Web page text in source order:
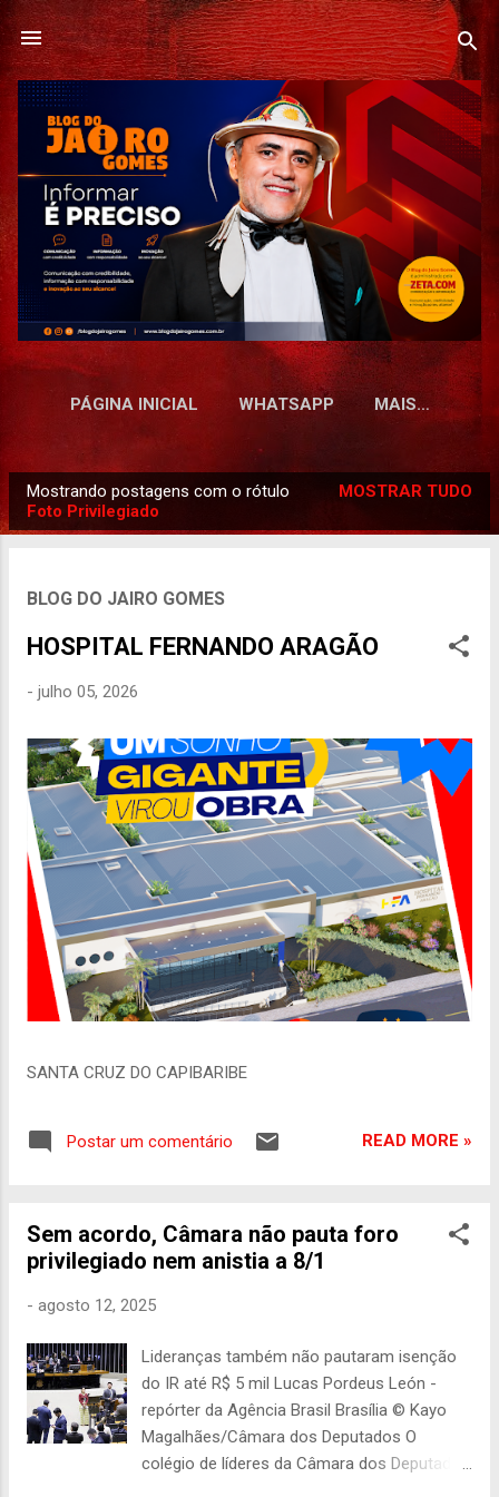
Pular para o conteúdo principal
PÁGINA INICIAL WHATSAPP MAIS…
o
Mostrando postagens com o rótulo
Foto Privilegiado
MOSTRAR TUDO
BLOG DO JAIRO GOMES
HOSPITAL FERNANDO ARAGÃO
- julho 05, 2026
SANTA CRUZ DO CAPIBARIBE
Postar um comentário READ MORE »
Sem acordo, Câmara não pauta foro
privilegiado nem anistia a 8/1
- agosto 12, 2025
Lideranças também não pautaram isenção
do IR até R$ 5 mil Lucas Pordeus León -
repórter da Agência Brasil Brasília © Kayo
Magalhães/Câmara dos Deputados O
colégio de líderes da Câmara dos Deputados